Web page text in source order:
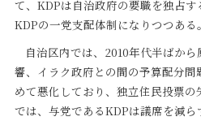
て、KDPは自治政府の要職を独占
KDPの一党支配体制になりつつある。
自治区内では、2010年代半ばか
響、イラク政府との間の予算配分
めて悪化しており、独立住民投票
では、与党であるKDPは議席を減ら